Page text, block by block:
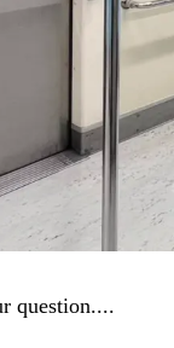
question...